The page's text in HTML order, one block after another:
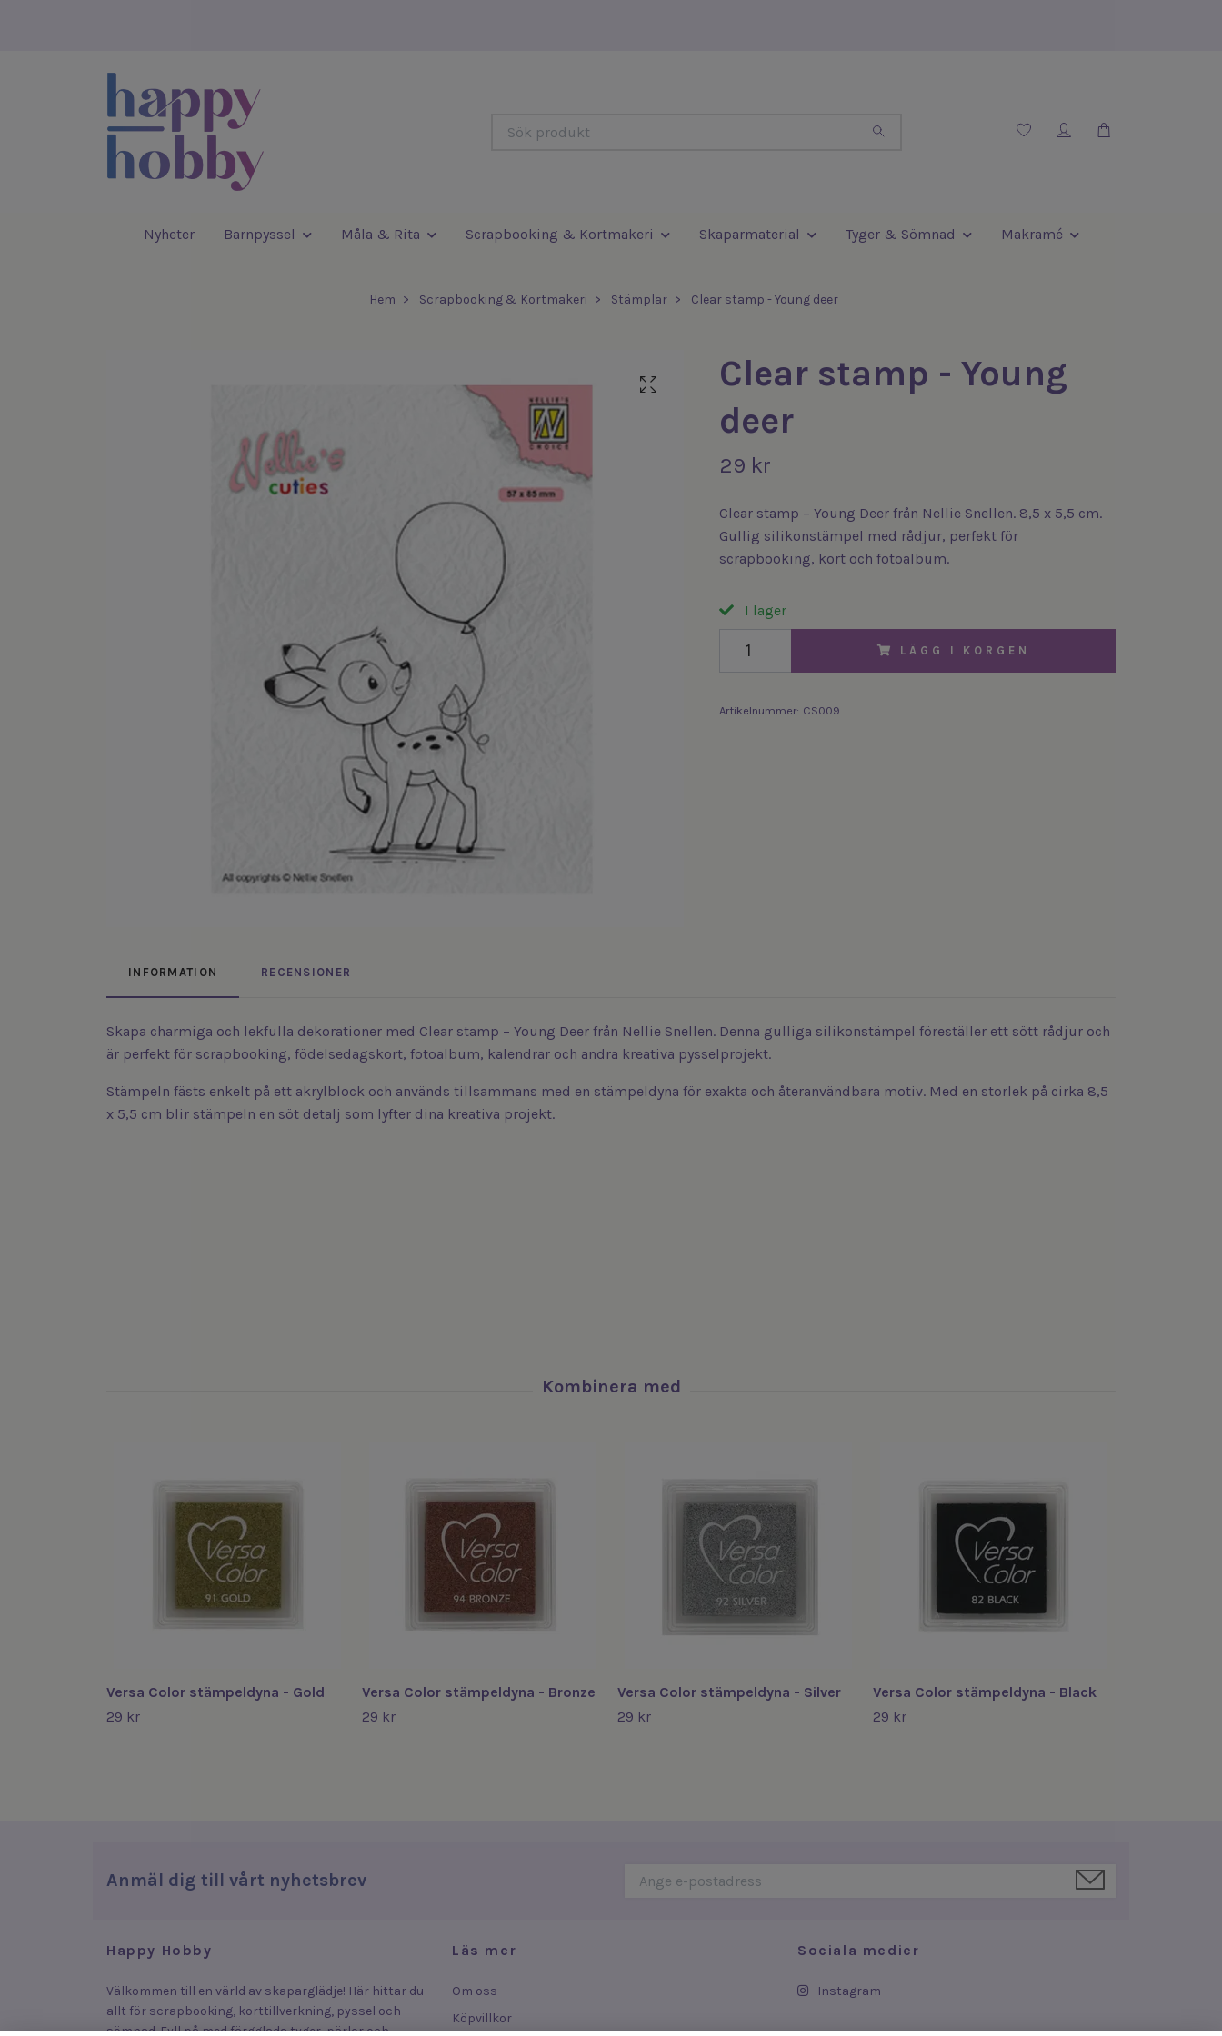
Nyheter Barnpyssel Måla & Rita Scrapbooking & Kortmakeri Skaparmaterial Tyger & Sömnad Makramé
Hem Scrapbooking & Kortmakeri Stämplar Clear stamp - Young deer
Clear stamp - Young
deer
29 kr
Clear stamp – Young Deer från Nellie Snellen. 8,5 x 5,5 cm.
Gullig silikonstämpel med rådjur, perfekt för
scrapbooking, kort och fotoalbum.
I lager
LÄGG I KORGEN
Artikelnummer: CS009
INFORMATION RECENSIONER
Skapa charmiga och lekfulla dekorationer med Clear stamp – Young Deer från Nellie Snellen. Denna gulliga silikonstämpel föreställer ett sött rådjur och
är perfekt för scrapbooking, födelsedagskort, fotoalbum, kalendrar och andra kreativa pysselprojekt.
Stämpeln fästs enkelt på ett akrylblock och används tillsammans med en stämpeldyna för exakta och återanvändbara motiv. Med en storlek på cirka 8,5
x 5,5 cm blir stämpeln en söt detalj som lyfter dina kreativa projekt.
Versa Color stämpeldyna - Gold
29 kr
Versa Color stämpeldyna - Bronze
29 kr
Versa Color stämpeldyna - Silver
29 kr
Versa Color stämpeldyna - Black
29 kr
Anmäl dig till vårt nyhetsbrev
Happy Hobby
Välkommen till en värld av skaparglädje! Här hittar du
allt för scrapbooking, korttillverkning, pyssel och
sömnad. Fyll på med färgglada tyger, pärlor och
Läs mer
Om oss
Köpvillkor
Sociala medier
Instagram